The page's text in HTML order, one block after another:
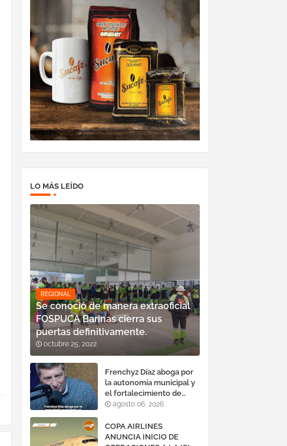
LO MÁS LEÍDO
REGIONAL
Se conoció de manera extraoficial
FOSPUCA Barinas cierra sus
puertas definitivamente.
octubre 25, 2022
Frenchyz Díaz aboga por
la autonomía municipal y
el fortalecimiento de
servicios públicos
agosto 06, 2026
COPA AIRLINES
ANUNCIA INICIO DE